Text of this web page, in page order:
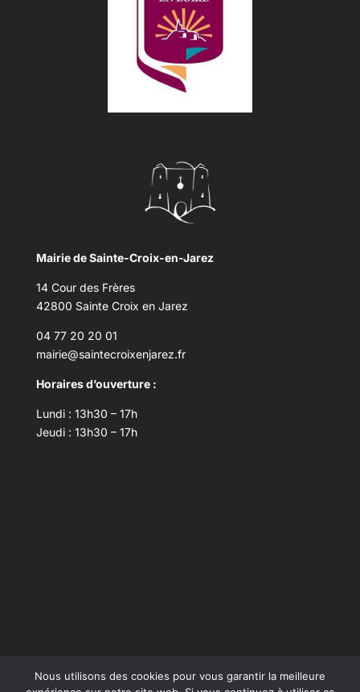
Mairie de Sainte-Croix-en-Jarez
14 Cour des Frères
42800 Sainte Croix en Jarez
04 77 20 20 01
mairie@saintecroixenjarez.fr
Horaires d’ouverture :
Lundi : 13h30 – 17h
Jeudi : 13h30 – 17h
Nous utilisons des cookies pour vous garantir la meilleure